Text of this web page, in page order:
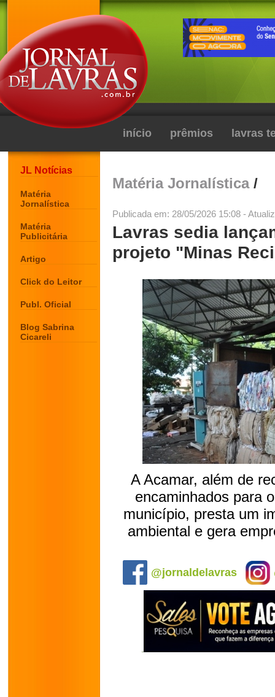
início prêmios lavras
JL Notícias
Matéria
Jornalística
Matéria
Publicitária
Artigo
Click do Leitor
Publ. Oficial
Blog Sabrina
Cicareli
Matéria Jornalística/
Publicada em: 28/05/2026 15:08 -
Lavras sedia
projeto "Minas
A Acamar, além de
encaminhados para
município, presta um
ambiental e gera
@jornaldelavras